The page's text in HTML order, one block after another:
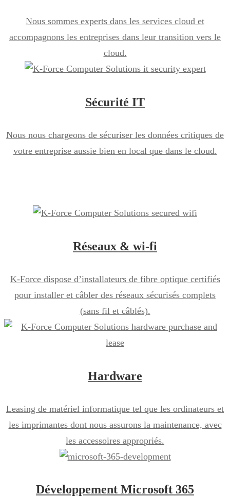
Nous sommes experts dans les services cloud et
accompagnons les entreprises dans leur transition vers le
cloud.
Sécurité IT
Nous nous chargeons de sécuriser les données critiques de
votre entreprise aussie bien en local que dans le cloud.
Réseaux & wi-fi
K-Force dispose d’installateurs de fibre optique certifiés
pour installer et câbler des réseaux sécurisés complets
(sans fil et câblés).
Hardware
Leasing de matériel informatique tel que les ordinateurs et
les imprimantes dont nous assurons la maintenance, avec
les accessoires appropriés.
Développement Microsoft 365